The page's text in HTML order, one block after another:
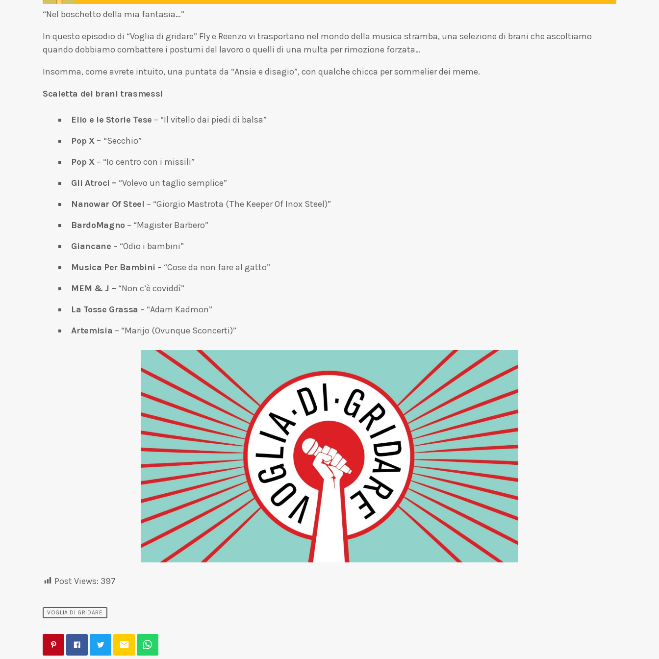
“Nel boschetto della mia fantasia…”
In questo episodio di “Voglia di gridare” Fly e Reenzo vi trasportano nel mondo della musica stramba, una selezione di brani che ascoltiamo
quando dobbiamo combattere i postumi del lavoro o quelli di una multa per rimozione forzata…
Insomma, come avrete intuito, una puntata da “Ansia e disagio”, con qualche chicca per sommelier dei meme.
Scaletta dei brani trasmessi
Elio e le Storie Tese – “Il vitello dai piedi di balsa”
Pop X – “Secchio”
Pop X – “Io centro con i missili”
Gli Atroci – “Volevo un taglio semplice”
Nanowar Of Steel – “Giorgio Mastrota (The Keeper Of Inox Steel)”
BardoMagno – “Magister Barbero”
Giancane – “Odio i bambini”
Musica Per Bambini – “Cose da non fare al gatto”
MEM & J – “Non c’è coviddì”
La Tosse Grassa – “Adam Kadmon”
Artemisia – “Marijo (Ovunque Sconcerti)”
Post Views: 397
VOGLIA DI GRIDARE
email